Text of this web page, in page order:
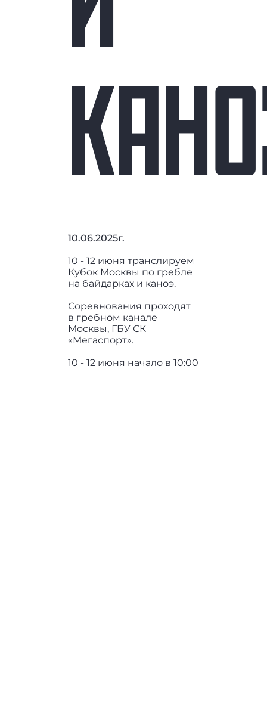
10.06.2025г.
10 - 12 июня транслируем
Кубок Москвы по гребле
на байдарках и каноэ.
Соревнования проходят
в гребном канале
Москвы, ГБУ СК
«Мегаспорт».
10 - 12 июня начало в 10:00